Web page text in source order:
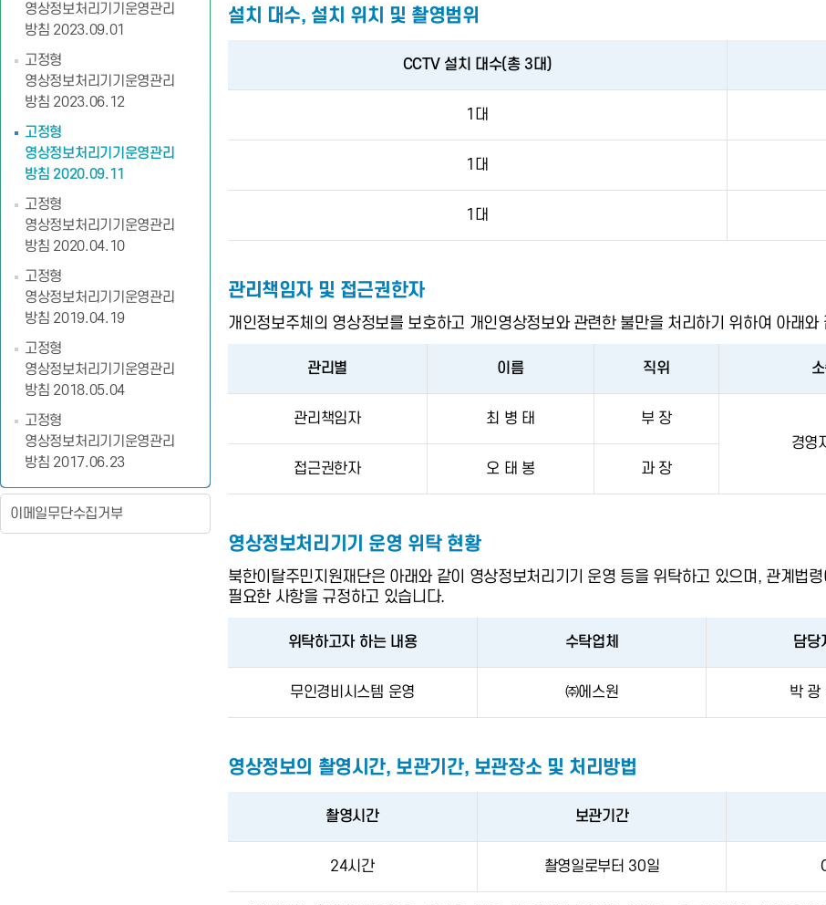
영상정보처리기기운영관리
방침 2023.09.01
고정형
영상정보처리기기운영관리
방침 2023.06.12
고정형
영상정보처리기기운영관리
방침 2020.09.11
고정형
영상정보처리기기운영관리
방침 2020.04.10
고정형
영상정보처리기기운영관리
방침 2019.04.19
고정형
영상정보처리기기운영관리
방침 2018.05.04
고정형
영상정보처리기기운영관리
방침 2017.06.23
이메일무단수집거부
설치 대수, 설치 위치 및 촬영범위
CCTV 설치 대수(총 3대)
1대
1대
1대
관리책임자 및 접근권한자
개인정보주체의 영상정보를 보호하고 개인영상정보와 관련한 불만을 처리하기 위하여 아래
관리별 이름 직위
관리책임자 최 병 태
부 장
경영
접근권한자
오 태 봉 과 장
영상정보처리기기 운영 위탁 현황
북한이탈주민지원재단은 아래와 같이 영상정보처리기기 운영 등을 위탁하고 있으며, 관계법
필요한 사항을 규정하고 있습니다.
위탁하고자 하는 내용 수탁업체 담당
무인경비시스템 운영 ㈜에스원 박 광
영상정보의 촬영시간, 보관기간, 보관장소 및 처리방법
촬영시간 보관기간
24시간 촬영일로부터 30일